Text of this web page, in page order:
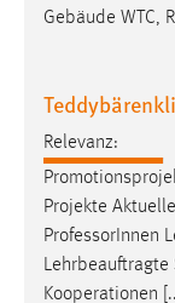
Gebäude WTC,
Relevanz:
Projekte
Professor Innen
Kooperationen
Cookie
STATISTIK
Statistik
Diese
unsere